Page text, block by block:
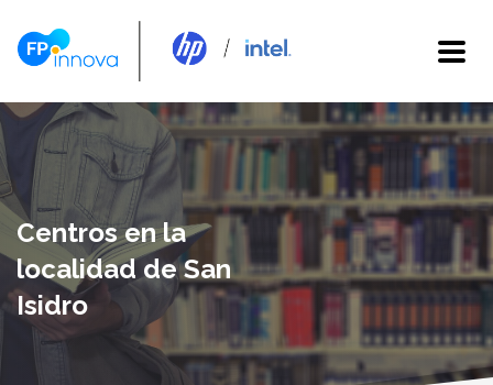
Centros en la
localidad de San
Isidro